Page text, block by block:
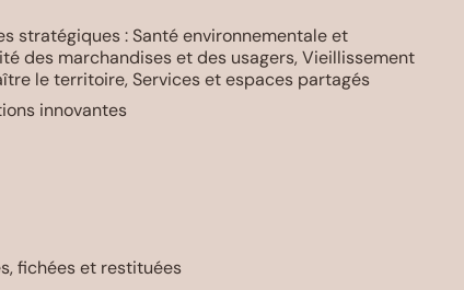
stratégiques : Santé environnementale et
des marchandises et des usagers, Vieillissement
le territoire, Services et espaces partagés
innovantes
fichées et restituées